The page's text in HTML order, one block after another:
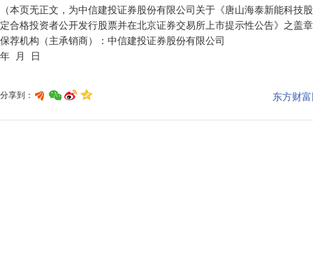
（本页无正文，为中信建投证券股份有限公司关于《唐山海泰新能科技
定合格投资者公开发行股票并在北京证券交易所上市提示性公告》之盖
保荐机构（主承销商）：中信建投证券股份有限公司
分享到： 东方财